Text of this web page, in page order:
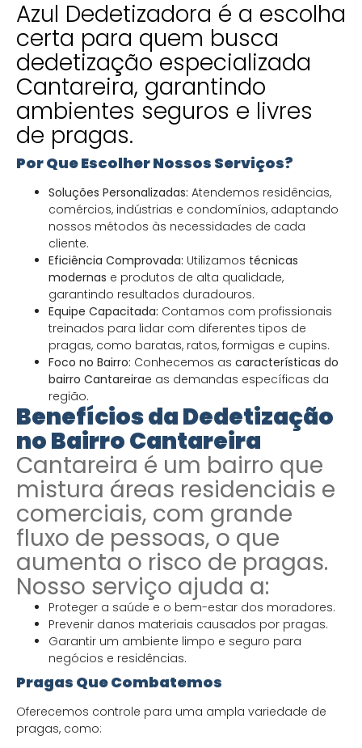
Azul Dedetizadora é a escolha
certa para quem busca
dedetização especializada
Cantareira, garantindo
ambientes seguros e livres
de pragas.
Por Que Escolher Nossos Serviços?
Soluções Personalizadas: Atendemos residências,
comércios, indústrias e condomínios, adaptando
nossos métodos às necessidades de cada
cliente.
Eficiência Comprovada: Utilizamos técnicas
modernas e produtos de alta qualidade,
garantindo resultados duradouros.
Equipe Capacitada: Contamos com profissionais
treinados para lidar com diferentes tipos de
pragas, como baratas, ratos, formigas e cupins.
Foco no Bairro: Conhecemos as características do
bairro Cantareirae as demandas específicas da
região.
Benefícios da Dedetização
no Bairro Cantareira
Cantareira é um bairro que
mistura áreas residenciais e
comerciais, com grande
fluxo de pessoas, o que
aumenta o risco de pragas.
Nosso serviço ajuda a:
Proteger a saúde e o bem-estar dos moradores.
Prevenir danos materiais causados por pragas.
Garantir um ambiente limpo e seguro para
negócios e residências.
Pragas Que Combatemos
Oferecemos controle para uma ampla variedade de
pragas, como: